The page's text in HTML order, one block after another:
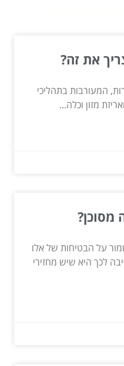
את זה?
המעורבות בתהליכי
מזון וכלה...
מסוכן?
על הבטיחות של אלו
לכך היא שיש מחזירי